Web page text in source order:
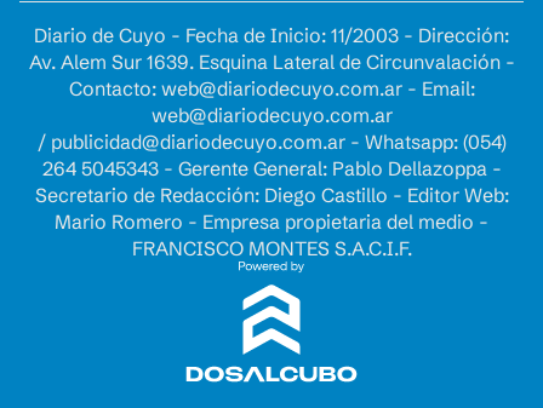
Diario de Cuyo - Fecha de Inicio: 11/2003 - Dirección:
Av. Alem Sur 1639. Esquina Lateral de Circunvalación -
Contacto: web@diariodecuyo.com.ar- Email:
web@diariodecuyo.com.ar
/ publicidad@diariodecuyo.com.ar- Whatsapp: (054)
264 5045343 - Gerente General: Pablo Dellazoppa -
Secretario de Redacción: Diego Castillo - Editor Web:
Mario Romero - Empresa propietaria del medio -
FRANCISCO MONTES S.A.C.I.F.